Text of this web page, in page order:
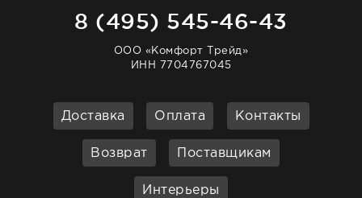
8 (495) 545-46-43
ООО «Комфорт Трейд»
ИНН 7704767045
Доставка Оплата Контакты
Возврат Поставщикам
Интерьеры